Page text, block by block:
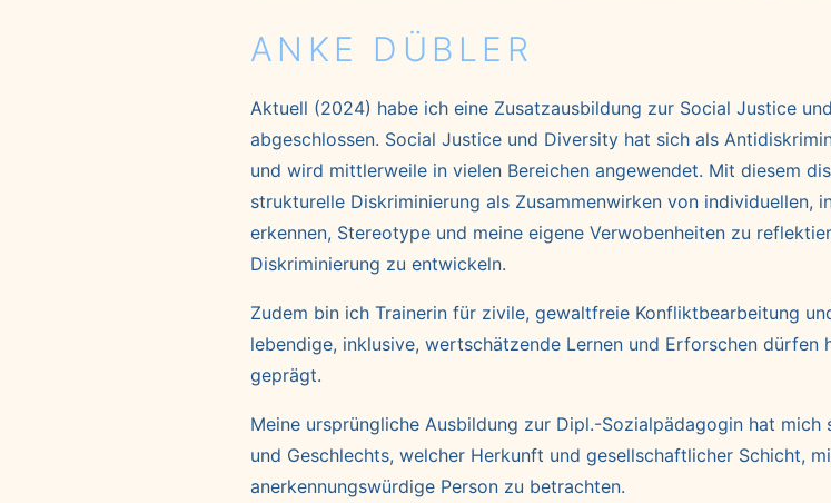
ANKE DÜBLER
Aktuell (2024) habe ich eine Zusatzausbildung zur Social Justice
abgeschlossen. Social Justice und Diversity hat sich als
und wird mittlerweile in vielen Bereichen angewendet. Mit diesem
strukturelle Diskriminierung als Zusammenwirken von individuellen,
erkennen, Stereotype und meine eigene Verwobenheiten zu
Diskriminierung zu entwickeln.
Zudem bin ich Trainerin für zivile, gewaltfreie Konfliktbearbeitung
lebendige, inklusive, wertschätzende Lernen und Erforschen
geprägt.
Meine ursprüngliche Ausbildung zur Dipl.-Sozialpädagogin hat
und Geschlechts, welcher Herkunft und gesellschaftlicher Schicht,
anerkennungswürdige Person zu betrachten.